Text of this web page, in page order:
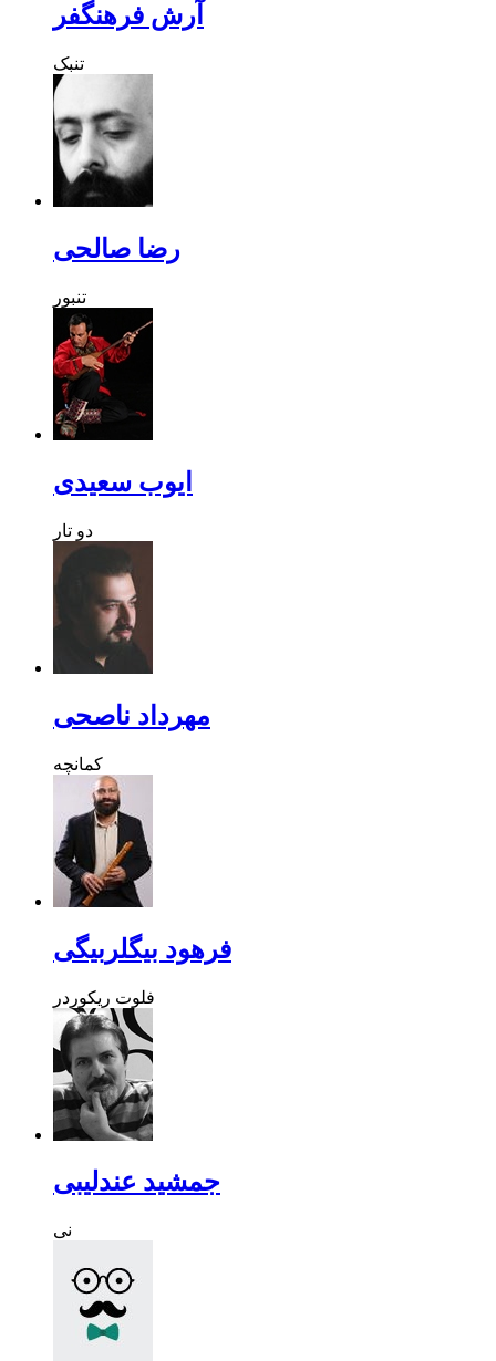
آرش فرهنگفر
تنبک
رضا صالحی
تنبور
ایوب سعیدی
دو تار
مهرداد ناصحی
کمانچه
فرهود بیگلربیگی
فلوت ریکوردر
جمشید عندلیبی
نی